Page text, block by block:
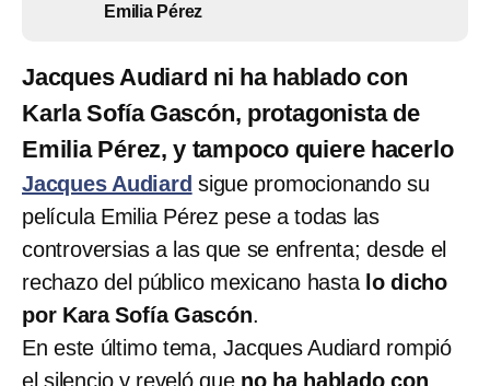
Emilia Pérez
Jacques Audiard ni ha hablado con
Karla Sofía Gascón, protagonista de
Emilia Pérez, y tampoco quiere hacerlo
Jacques Audiard sigue promocionando su
película Emilia Pérez pese a todas las
controversias a las que se enfrenta; desde el
rechazo del público mexicano hasta lo dicho
por Kara Sofía Gascón.
En este último tema, Jacques Audiard rompió
el silencio y reveló queno ha hablado con